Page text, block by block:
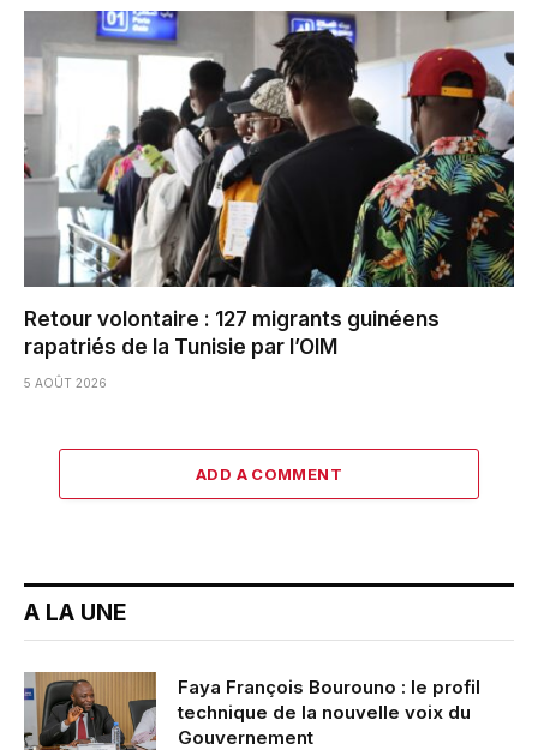
Retour volontaire : 127 migrants guinéens
rapatriés de la Tunisie par l’OIM
5 AOÛT 2026
ADD A COMMENT
A LA UNE
Faya François Bourouno : le profil
technique de la nouvelle voix du
Gouvernement